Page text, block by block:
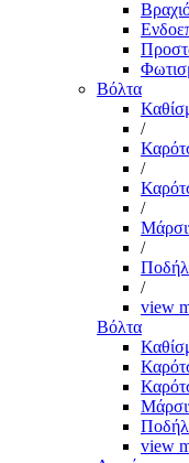
Βόλτα
/
/
/
/
/
view
Βόλτα
view